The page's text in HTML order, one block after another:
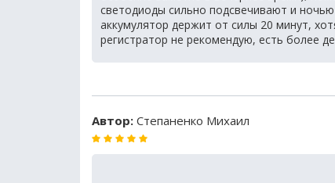
светодиоды сильно подсвечивают и
аккумулятор держит от силы 20 минут,
регистратор не рекомендую, есть более
Автор: Степаненко Михаил